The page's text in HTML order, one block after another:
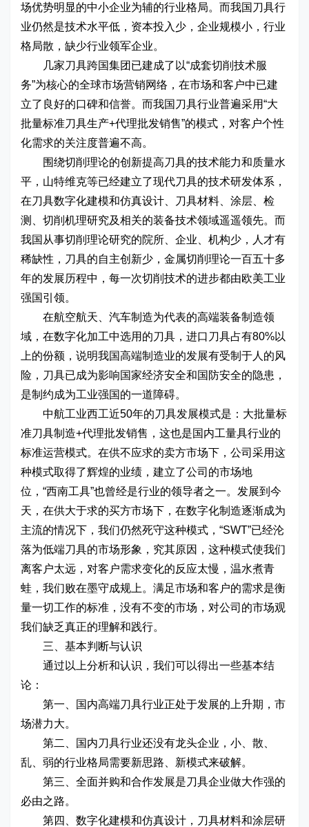
场优势明显的中小企业为辅的行业格局。而我国刀具行
业仍然是技术水平低，资本投入少，企业规模小，行业
格局散，缺少行业领军企业。
几家刀具跨国集团已建成了以“成套切削技术服
务”为核心的全球市场营销网络，在市场和客户中已建
立了良好的口碑和信誉。而我国刀具行业普遍采用“大
批量标准刀具生产+代理批发销售”的模式，对客户个性
化需求的关注度普遍不高。
围绕切削理论的创新提高刀具的技术能力和质量水
平，山特维克等已经建立了现代刀具的技术研发体系，
在刀具数字化建模和仿真设计、刀具材料、涂层、检
测、切削机理研究及相关的装备技术领域遥遥领先。而
我国从事切削理论研究的院所、企业、机构少，人才有
稀缺性，刀具的自主创新少，金属切削理论一百五十多
年的发展历程中，每一次切削技术的进步都由欧美工业
强国引领。
在航空航天、汽车制造为代表的高端装备制造领
域，在数字化加工中选用的刀具，进口刀具占有80%以
上的份额，说明我国高端制造业的发展有受制于人的风
险，刀具已成为影响国家经济安全和国防安全的隐患，
是制约成为工业强国的一道障碍。
中航工业西工近50年的刀具发展模式是：大批量标
准刀具制造+代理批发销售，这也是国内工量具行业的
标准运营模式。在供不应求的卖方市场下，公司采用这
种模式取得了辉煌的业绩，建立了公司的市场地
位，“西南工具”也曾经是行业的领导者之一。发展到今
天，在供大于求的买方市场下，在数字化制造逐渐成为
主流的情况下，我们仍然死守这种模式，“SWT”已经沦
落为低端刀具的市场形象，究其原因，这种模式使我们
离客户太远，对客户需求变化的反应太慢，温水煮青
蛙，我们败在墨守成规上。满足市场和客户的需求是衡
量一切工作的标准，没有不变的市场，对公司的市场观
我们缺乏真正的理解和践行。
三、基本判断与认识
通过以上分析和认识，我们可以得出一些基本结
论：
第一、国内高端刀具行业正处于发展的上升期，市
场潜力大。
第二、国内刀具行业还没有龙头企业，小、散、
乱、弱的行业格局需要新思路、新模式来破解。
第三、全面并购和合作发展是刀具企业做大作强的
必由之路。
第四、数字化建模和仿真设计，刀具材料和涂层研